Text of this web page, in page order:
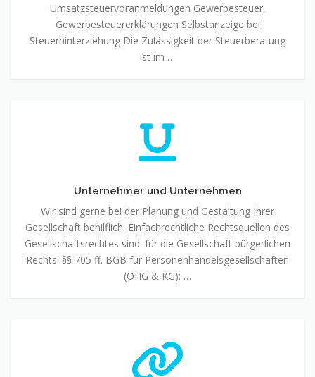
Umsatzsteuervoranmeldungen Gewerbesteuer,
Gewerbesteuererklärungen Selbstanzeige bei
Steuerhinterziehung Die Zulässigkeit der Steuerberatung
ist im …
Unternehmer und Unternehmen
Wir sind gerne bei der Planung und Gestaltung Ihrer
Gesellschaft behilflich. Einfachrechtliche Rechtsquellen des
Gesellschaftsrechtes sind: für die Gesellschaft bürgerlichen
Rechts: §§ 705 ff. BGB für Personenhandelsgesellschaften
(OHG & KG): …